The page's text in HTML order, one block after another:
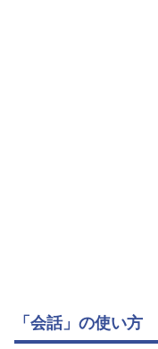
「会話」の使い方